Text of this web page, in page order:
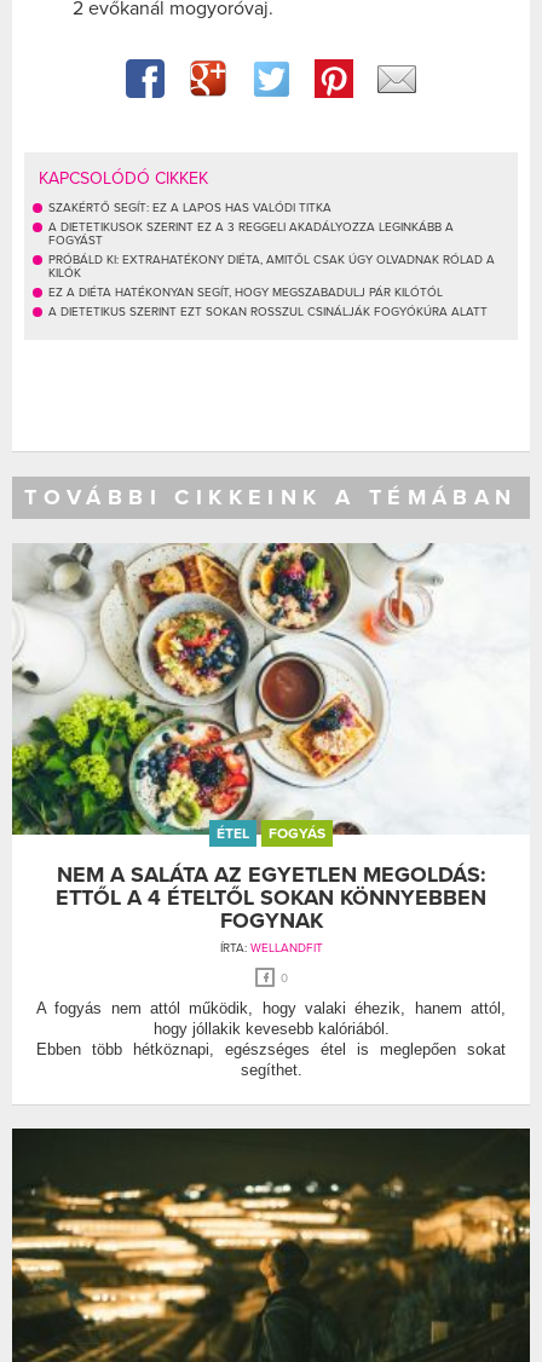
2 evőkanál mogyoróvaj.
KAPCSOLÓDÓ CIKKEK
SZAKÉRTŐ SEGÍT: EZ A LAPOS HAS VALÓDI TITKA
A DIETETIKUSOK SZERINT EZ A 3 REGGELI AKADÁLYOZZA LEGINKÁBB A
FOGYÁST
PRÓBÁLD KI: EXTRAHATÉKONY DIÉTA, AMITŐL CSAK ÚGY OLVADNAK RÓLAD A
KILÓK
EZ A DIÉTA HATÉKONYAN SEGÍT, HOGY MEGSZABADULJ PÁR KILÓTÓL
A DIETETIKUS SZERINT EZT SOKAN ROSSZUL CSINÁLJÁK FOGYÓKÚRA ALATT
TOVÁBBI CIKKEINK A TÉMÁBAN
ÉTEL FOGYÁS
NEM A SALÁTA AZ EGYETLEN MEGOLDÁS:
ETTŐL A 4 ÉTELTŐL SOKAN KÖNNYEBBEN
FOGYNAK
ÍRTA: WELLANDFIT
0
A fogyás nem attól működik, hogy valaki éhezik, hanem attól,
hogy jóllakik kevesebb kalóriából.
Ebben több hétköznapi, egészséges étel is meglepően sokat
segíthet.